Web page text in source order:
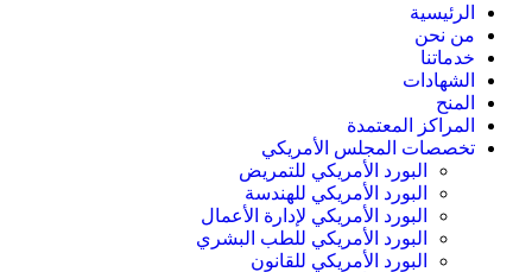
الرئيسية
من نحن
خدماتنا
الشهادات
المنح
المراكز المعتمدة
تخصصات المجلس الأمريكي
البورد الأمريكي للتمريض
البورد الأمريكي للهندسة
البورد الأمريكي لإدارة الأعمال
البورد الأمريكي للطب البشري
البورد الأمريكي للقانون